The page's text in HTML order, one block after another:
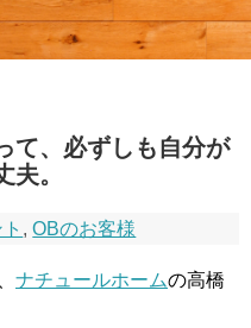
て、必ずしも自分が
。
,OBのお客様
ナチュールホームの高橋